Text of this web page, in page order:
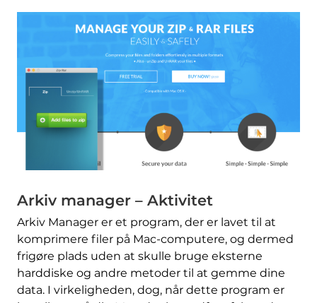
Arkiv manager – Aktivitet
Arkiv Manager er et program, der er lavet til at
komprimere filer på Mac-computere, og dermed
frigøre plads uden at skulle bruge eksterne
harddiske og andre metoder til at gemme dine
data. I virkeligheden, dog, når dette program er